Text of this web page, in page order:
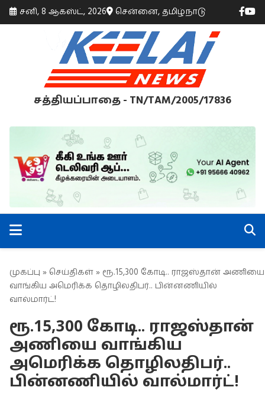
சனி, 8 ஆகஸ்ட், 2026 சென்னை, தமிழ்நாடு
சத்தியப்பாதை - TN/TAM/2005/17836
முகப்பு » செய்திகள் » ரூ.15,300 கோடி.. ராஜஸ்தான் அணியை
வாங்கிய அமெரிக்க தொழிலதிபர்.. பின்னணியில்
வால்மார்ட்!
ரூ.15,300 கோடி.. ராஜஸ்தான்
அணியை வாங்கிய
அமெரிக்க தொழிலதிபர்..
பின்னணியில் வால்மார்ட்!